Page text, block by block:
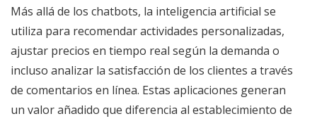
Más allá de los chatbots, la inteligencia artificial se
utiliza para recomendar actividades personalizadas,
ajustar precios en tiempo real según la demanda o
incluso analizar la satisfacción de los clientes a través
de comentarios en línea. Estas aplicaciones generan
un valor añadido que diferencia al establecimiento de